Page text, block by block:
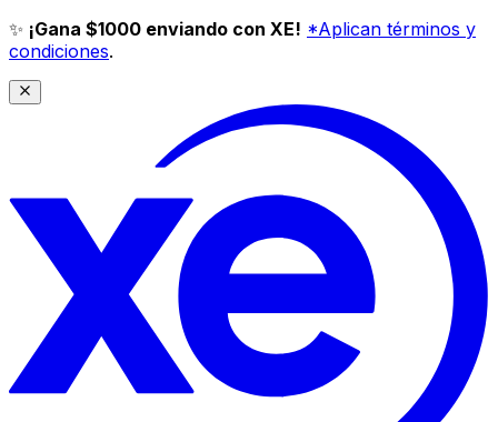
✨ ¡Gana $1000 enviando con XE! *Aplican términos y
condiciones.